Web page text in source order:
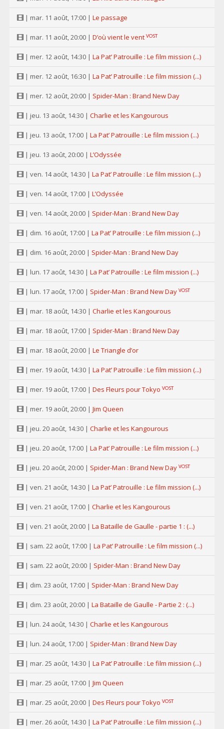
| mar. 11 août, 17:00 | Le passage
| mar. 11 août, 20:00 | D’où vient le vent VOST
| mer. 12 août, 14:30 | La Pat’ Patrouille : Le film mission (...)
| mer. 12 août, 16:30 | La Pat’ Patrouille : Le film mission (...)
| mer. 12 août, 20:00 | Spider-Man : Brand New Day
| jeu. 13 août, 14:30 | Charlie et les Kangourous
| jeu. 13 août, 17:00 | La Pat’ Patrouille : Le film mission (...)
| jeu. 13 août, 20:00 | L’Odyssée
| ven. 14 août, 14:30 | La Pat’ Patrouille : Le film mission (...)
| ven. 14 août, 17:00 | L’Odyssée
| ven. 14 août, 20:00 | Spider-Man : Brand New Day
| dim. 16 août, 17:00 | La Pat’ Patrouille : Le film mission (...)
| dim. 16 août, 20:00 | Spider-Man : Brand New Day
| lun. 17 août, 14:30 | La Pat’ Patrouille : Le film mission (...)
| lun. 17 août, 17:00 | Spider-Man : Brand New Day VOST
| mar. 18 août, 14:30 | Charlie et les Kangourous
| mar. 18 août, 17:00 | Spider-Man : Brand New Day
| mar. 18 août, 20:00 | Le Triangle d’or
| mer. 19 août, 14:30 | La Pat’ Patrouille : Le film mission (...)
| mer. 19 août, 17:00 | Des Fleurs pour Tokyo VOST
| mer. 19 août, 20:00 | Jim Queen
| jeu. 20 août, 14:30 | Charlie et les Kangourous
| jeu. 20 août, 17:00 | La Pat’ Patrouille : Le film mission (...)
| jeu. 20 août, 20:00 | Spider-Man : Brand New Day VOST
| ven. 21 août, 14:30 | La Pat’ Patrouille : Le film mission (...)
| ven. 21 août, 17:00 | Charlie et les Kangourous
| ven. 21 août, 20:00 | La Bataille de Gaulle - partie 1 : (...)
| sam. 22 août, 17:00 | La Pat’ Patrouille : Le film mission (...)
| sam. 22 août, 20:00 | Spider-Man : Brand New Day
| dim. 23 août, 17:00 | Spider-Man : Brand New Day
| dim. 23 août, 20:00 | La Bataille de Gaulle - Partie 2 : (...)
| lun. 24 août, 14:30 | Charlie et les Kangourous
| lun. 24 août, 17:00 | Spider-Man : Brand New Day
| mar. 25 août, 14:30 | La Pat’ Patrouille : Le film mission (...)
| mar. 25 août, 17:00 | Jim Queen
| mar. 25 août, 20:00 | Des Fleurs pour Tokyo VOST
| mer. 26 août, 14:30 | La Pat’ Patrouille : Le film mission (...)